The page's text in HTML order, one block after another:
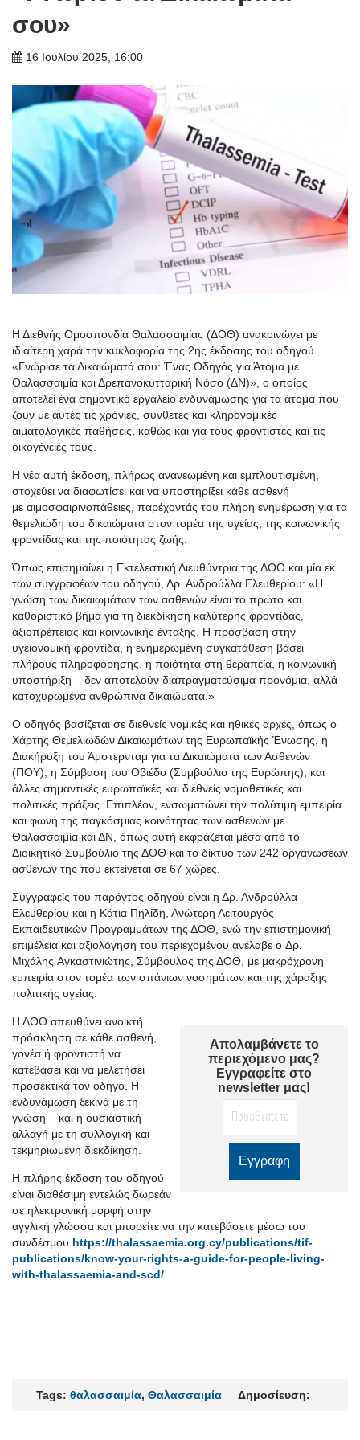
σου»
16 Ιουλίου 2025, 16:00
Η Διεθνής Ομοσπονδία Θαλασσαιμίας (ΔΟΘ) ανακοινώνει με
ιδιαίτερη χαρά την κυκλοφορία της 2ης έκδοσης του οδηγού
«Γνώρισε τα Δικαιώματά σου: Ένας Οδηγός για Άτομα με
Θαλασσαιμία και Δρεπανοκυτταρική Νόσο (ΔΝ)», ο οποίος
αποτελεί ένα σημαντικό εργαλείο ενδυνάμωσης για τα άτομα που
ζουν με αυτές τις χρόνιες, σύνθετες και κληρονομικές
αιματολογικές παθήσεις, καθώς και για τους φροντιστές και τις
οικογένειές τους.
Η νέα αυτή έκδοση, πλήρως ανανεωμένη και εμπλουτισμένη,
στοχεύει να διαφωτίσει και να υποστηρίξει κάθε ασθενή
με αιμοσφαιρινοπάθειες , παρέχοντάς του πλήρη ενημέρωση για τα
θεμελιώδη του δικαιώματα στον τομέα της υγείας, της κοινωνικής
φροντίδας και της ποιότητας ζωής.
Όπως επισημαίνει η Εκτελεστική Διευθύντρια της ΔΟΘ και μία εκ
των συγγραφέων του οδηγού, Δρ. Ανδρούλλα Ελευθερίου: «Η
γνώση των δικαιωμάτων των ασθενών είναι το πρώτο και
καθοριστικό βήμα για τη διεκδίκηση καλύτερης φροντίδας,
αξιοπρέπειας και κοινωνικής ένταξης. Η πρόσβαση στην
υγειονομική φροντίδα, η ενημερωμένη συγκατάθεση βάσει
πλήρους πληροφόρησης, η ποιότητα στη θεραπεία, η κοινωνική
υποστήριξη – δεν αποτελούν διαπραγματεύσιμα προνόμια, αλλά
κατοχυρωμένα ανθρώπινα δικαιώματα. »
Ο οδηγός βασίζεται σε διεθνείς νομικές και ηθικές αρχές, όπως ο
Χάρτης Θεμελιωδών Δικαιωμάτων της Ευρωπαϊκής Ένωσης, η
Διακήρυξη του Άμστερνταμ για τα Δικαιώματα των Ασθενών
(ΠΟΥ), η Σύμβαση του Οβιέδο (Συμβούλιο της Ευρώπης), και
άλλες σημαντικές ευρωπαϊκές και διεθνείς νομοθετικές και
πολιτικές πράξεις. Επιπλέον, ενσωματώνει την πολύτιμη εμπειρία
και φωνή της παγκόσμιας κοινότητας των ασθενών με
Θαλασσαιμία και ΔΝ, όπως αυτή εκφράζεται μέσα από το
Διοικητικό Συμβούλιο της ΔΟΘ και το δίκτυο των 242 οργανώσεων
ασθενών της που εκτείνεται σε 67 χώρες.
Συγγραφείς του παρόντος οδηγού είναι η Δρ. Ανδρούλλα
Ελευθερίου και η Κάτια Πηλίδη , Ανώτερη Λειτουργός
Εκπαιδευτικών Προγραμμάτων της ΔΟΘ, ενώ την επιστημονική
επιμέλεια και αξιολόγηση του περιεχομένου ανέλαβε ο Δρ
Μιχάλης Αγκαστινιώτης , Σύμβουλος της ΔΟΘ, με μακρόχρονη
εμπειρία στον τομέα των σπάνιων νοσημάτων και της χάραξης
πολιτικής υγείας.
Απολαμβάνετε το
περιεχόμενο μας?
Εγγραφείτε στο
newsletter μας!
Η ΔΟΘ απευθύνει ανοικτή
πρόσκληση σε κάθε ασθενή,
γονέα ή φροντιστή να
κατεβάσει και να μελετήσει
προσεκτικά τον οδηγό. Η
ενδυνάμωση ξεκινά με τη
γνώση – και η ουσιαστική
αλλαγή με τη συλλογική και
τεκμηριωμένη διεκδίκηση.
Η πλήρης έκδοση του οδηγού
είναι διαθέσιμη εντελώς δωρεάν
σε ηλεκτρονική μορφή στην
αγγλική γλώσσα και μπορείτε να την κατεβάσετε μέσω του
συνδέσμου https://thalassaemia.org.cy/publications/tif-
publications/know-your-rights-a-guide-for-people-living-
with-thalassaemia-and-scd/
Tags: θαλασσαιμία, Θαλασσαιμία Δημοσίευση: